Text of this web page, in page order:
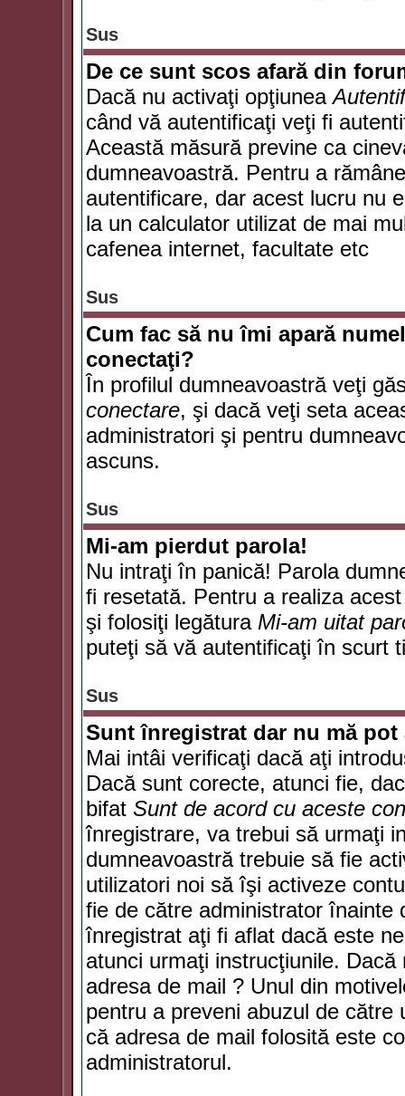
Sus
De ce sunt scos afară din
Dacă nu activaţi opţiunea
când vă autentificaţi veţi fi
Această măsură previne ca
dumneavoastră. Pentru a
autentificare, dar acest lucru nu
la un calculator utilizat de mai
cafenea internet, facultate etc
Sus
Cum fac să nu îmi apară
conectaţi?
În profilul dumneavoastră veţi
conectare, şi dacă veţi seta
administratori şi pentru
ascuns.
Sus
Mi-am pierdut parola!
Nu intraţi în panică! Parola
fi resetată. Pentru a realiza
şi folosiţi legătura Mi-am uitat
puteţi să vă autentificaţi în scurt
Sus
Sunt înregistrat dar nu mă
Mai intâi verificaţi dacă aţi
Dacă sunt corecte, atunci fie,
bifat Sunt de acord cu aceste
înregistrare, va trebui să urmaţi
dumneavoastră trebuie să fie
utilizatori noi să îşi activeze
fie de către administrator înainte
înregistrat aţi fi aflat dacă este
atunci urmaţi instrucţiunile.
adresa de mail ? Unul din
pentru a preveni abuzul de către
că adresa de mail folosită este
administratorul.